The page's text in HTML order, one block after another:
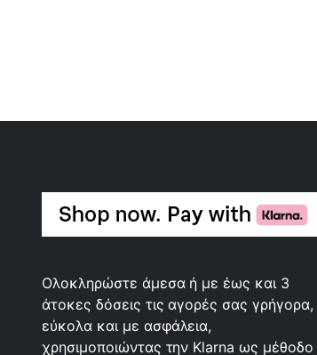
Ολοκληρώστε άμεσα ή με έως και 3
άτοκες δόσεις τις αγορές σας γρήγορα,
εύκολα και με ασφάλεια,
χρησιμοποιώντας την Klarna ως μέθοδο